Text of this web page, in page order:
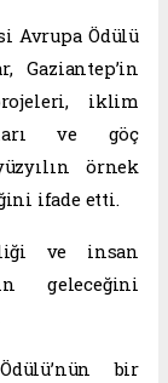
Avrupa Ödülü
Gaziantep’in
iklim
ve göç
örnek
ifade etti.
ve insan
geleceğini
bir